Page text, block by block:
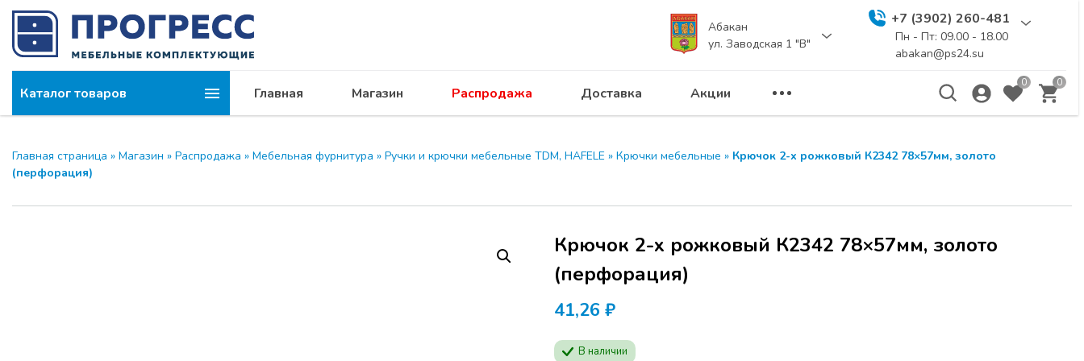
Абакан
ул. Заводская 1 "В"
+7 (3902) 260-481
Пн - Пт: 09.00 - 18.00
abakan@ps24.su
Каталог товаров Главная Магазин Распродажа Доставка Акции
0 0
Главная страница » Магазин » Распродажа » Мебельная фурнитура » Ручки и крючки мебельные TDM, HAFELE » Крючки мебельные » Крючок 2-х рожковый К2342 78×57мм, золото
(перфорация)
Крючок 2-х рожковый К2342 78×57мм, золото
(перфорация)
41,26₽
В наличии
Компания ПРОГРЕСС приглашает на семинар
продукции MODUSиUNIHOPPER,
актуальные решения для создания
мебели.
Расписание:
Начало в отеле АЗИЯ по адресу г.
Абакан, ул. Кирова, 114 стр.1